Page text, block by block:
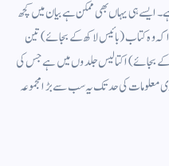
ہے۔ ایسے ہی یہاں بھی ممکن ہے بیان میں کچھ
کہ وہ کتاب (بائیس لاکھ کے بجائے) تین
بجائے) اکتالیس جلدوں میں ہے جس کی
معلومات کی حد تک یہ سب سے بڑا مجموعہ